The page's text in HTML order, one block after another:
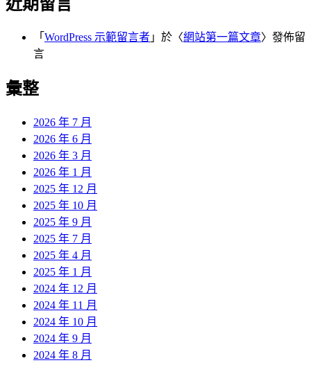
近期留言
「 WordPress 示範留言者 」於〈網站第一篇文章〉發佈留
言
彙整
2026 年 7 月
2026 年 6 月
2026 年 3 月
2026 年 1 月
2025 年 12 月
2025 年 10 月
2025 年 9 月
2025 年 7 月
2025 年 4 月
2025 年 1 月
2024 年 12 月
2024 年 11 月
2024 年 10 月
2024 年 9 月
2024 年 8 月